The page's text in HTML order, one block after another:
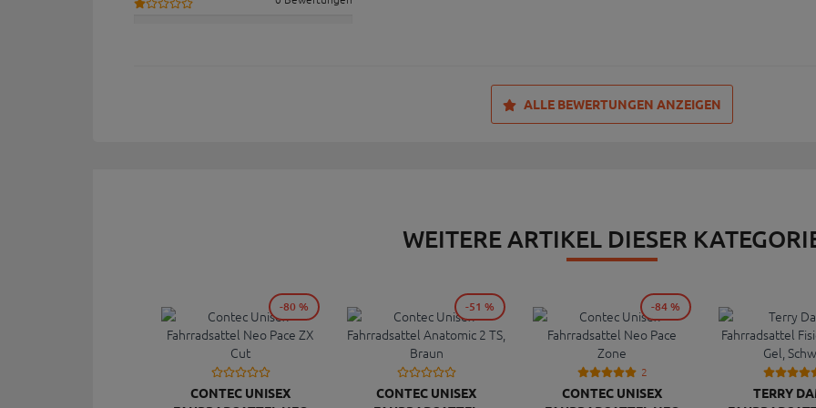
ALLE BEWERTUNGEN ANZEIGEN
WEITERE ARTIKEL DIESER
CONTEC UNISEX
-80 %
CONTEC UNISEX
-51 %
2
CONTEC UNISEX
-84 %
TERRY